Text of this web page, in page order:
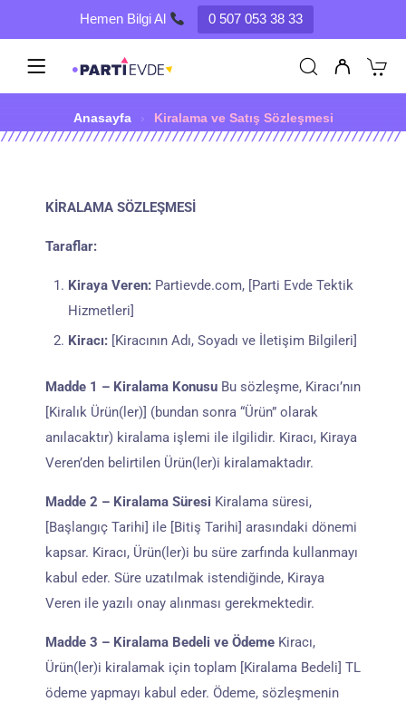
Hemen Bilgi Al 0 507 053 38 33
Anasayfa › Kiralama ve Satış Sözleşmesi
KİRALAMA SÖZLEŞMESİ
Taraflar:
Kiraya Veren: Partievde.com, [Parti Evde Tektik
Hizmetleri]
Kiracı: [Kiracının Adı, Soyadı ve İletişim Bilgileri]
Madde 1 – Kiralama Konusu Bu sözleşme, Kiracı’nın
[Kiralık Ürün(ler)] (bundan sonra “Ürün” olarak
anılacaktır) kiralama işlemi ile ilgilidir. Kiracı, Kiraya
Veren’den belirtilen Ürün(ler)i kiralamaktadır.
Madde 2 – Kiralama Süresi Kiralama süresi,
[Başlangıç Tarihi] ile [Bitiş Tarihi] arasındaki dönemi
kapsar. Kiracı, Ürün(ler)i bu süre zarfında kullanmayı
kabul eder. Süre uzatılmak istendiğinde, Kiraya
Veren ile yazılı onay alınması gerekmektedir.
Madde 3 – Kiralama Bedeli ve Ödeme Kiracı,
Ürün(ler)i kiralamak için toplam [Kiralama Bedeli] TL
ödeme yapmayı kabul eder. Ödeme, sözleşmenin